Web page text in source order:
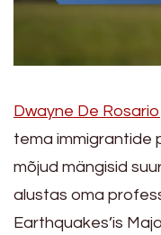
Dwayne De Rosario
tema immigrantide
mõjud mängisid
alustas oma
Earthquakes’is